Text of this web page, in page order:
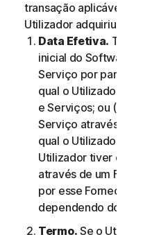
transação aplicável do
Utilizador adquiriu o Serviço.
Data Efetiva. Terá início
inicial do Software ou da
Serviço por parte do
qual o Utilizador aceitou
e Serviços; ou (c) se o
Serviço através da nossa
qual o Utilizador concluiu
Utilizador tiver obtido o
através de um
por esse Fornecedor,
dependendo do que
Termo. Se o Utilizador